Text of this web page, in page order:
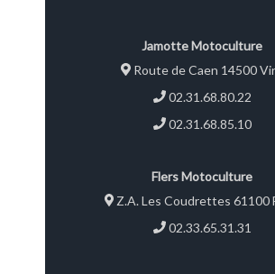
Jamotte Motoculture
Route de Caen 14500
02.31.68.80.22
02.31.68.85.10
Flers Motoculture
Z.A. Les Coudrettes 61100
02.33.65.31.31